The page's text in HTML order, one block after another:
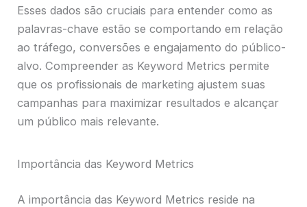
Esses dados são cruciais para entender como as
palavras-chave estão se comportando em relação
ao tráfego, conversões e engajamento do público-
alvo. Compreender as Keyword Metrics permite
que os profissionais de marketing ajustem suas
campanhas para maximizar resultados e alcançar
um público mais relevante.
Importância das Keyword Metrics
A importância das Keyword Metrics reside na